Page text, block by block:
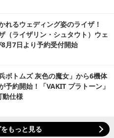
れるウェディング姿のライザ！
（ライザリン・シュタウト）ウェ
月7日より予約受付開始
ボトムズ 灰色の魔女」から6機体
予約開始！「VAKIT プラトーン」
動仕様
もっと見る